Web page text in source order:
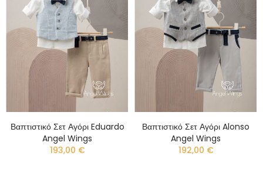
Βαπτιστικό Σετ Αγόρι Eduardo
Angel Wings
193,00 €
Βαπτιστικό Σετ Αγόρι Alonso
Angel Wings
192,00 €